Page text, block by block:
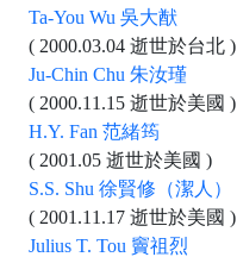
Ta-You Wu 吳大猷
( 2000.03.04 逝世於台北 )
Ju-Chin Chu 朱汝瑾
( 2000.11.15 逝世於美國 )
H.Y. Fan 范緒筠
( 2001.05 逝世於美國 )
S.S. Shu 徐賢修（潔人）
( 2001.11.17 逝世於美國 )
Julius T. Tou 竇祖烈